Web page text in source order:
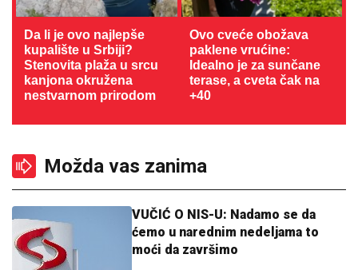
Da li je ovo najlepše
kupalište u Srbiji?
Stenovita plaža u srcu
kanjona okružena
nestvarnom prirodom
Ovo cveće obožava
paklene vrućine:
Idealno je za sunčane
terase, a cveta čak na
+40
Možda vas zanima
VUČIĆ O NIS-U: Nadamo se da
ćemo u narednim nedeljama to
moći da završimo